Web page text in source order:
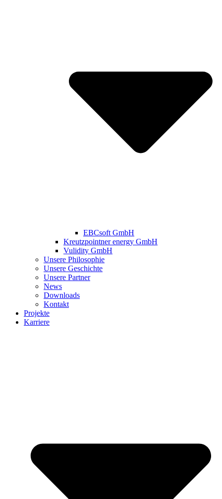
EBCsoft GmbH
Kreutzpointner energy GmbH
Vulidity GmbH
Unsere Philosophie
Unsere Geschichte
Unsere Partner
News
Downloads
Kontakt
Projekte
Karriere